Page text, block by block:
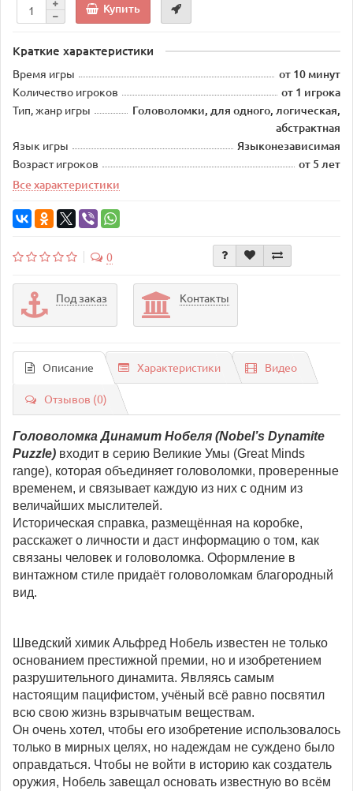
Купить
Краткие характеристики
Время игры от 10 минут
Количество игроков от 1 игрока
Тип, жанр игры
Головоломки, для одного, логическая,
абстрактная
Язык игры Языконезависимая
Возраст игроков
от 5 лет
Все характеристики
0
Под заказ Контакты
Описание Характеристики Видео
Отзывов (0)
Головоломка Динамит Нобеля (Nobel’s Dynamite
Puzzle) входит в серию Великие Умы (Great Minds
range), которая объединяет головоломки, проверенные
временем, и связывает каждую из них с одним из
величайших мыслителей.
Историческая справка, размещённая на коробке,
расскажет о личности и даст информацию о том, как
связаны человек и головоломка. Оформление в
винтажном стиле придаёт головоломкам благородный
вид.
Шведский химик Альфред Нобель известен не только
основанием престижной премии, но и изобретением
разрушительного динамита. Являясь самым
настоящим пацифистом, учёный всё равно посвятил
всю свою жизнь взрывчатым веществам.
Он очень хотел, чтобы его изобретение использовалось
только в мирных целях, но надеждам не суждено было
оправдаться. Чтобы не войти в историю как создатель
оружия, Нобель завещал основать известную во всём